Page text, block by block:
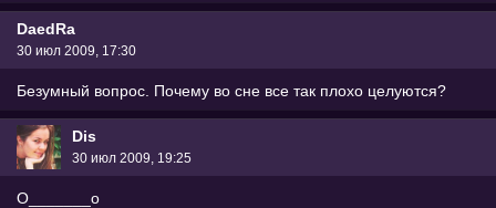
DaedRa
30 июл 2009, 17:30
Безумный вопрос. Почему во сне все так плохо целуются?
Dis
30 июл 2009, 19:25
O_______o